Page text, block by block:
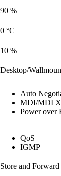
90 %
0 °C
10 %
Desktop/
Auto
MDI/MDI X
Power over
QoS
IGMP
Store and Forward